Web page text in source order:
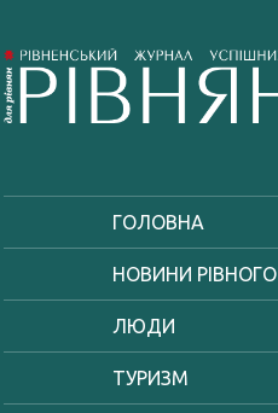
ГОЛОВНА
НОВИНИ РІВНОГО
ЛЮДИ
ТУРИЗМ